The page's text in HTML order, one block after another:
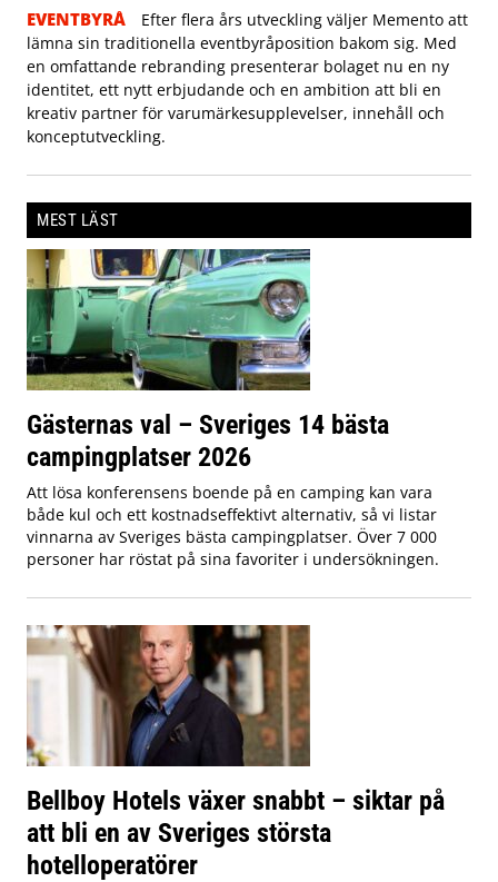
EVENTBYRÅ
Efter flera års utveckling väljer Memento att
lämna sin traditionella eventbyråposition bakom sig. Med
en omfattande rebranding presenterar bolaget nu en ny
identitet, ett nytt erbjudande och en ambition att bli en
kreativ partner för varumärkesupplevelser, innehåll och
konceptutveckling.
MEST LÄST
Gästernas val – Sveriges 14 bästa
campingplatser 2026
Att lösa konferensens boende på en camping kan vara
både kul och ett kostnadseffektivt alternativ, så vi listar
vinnarna av Sveriges bästa campingplatser. Över 7 000
personer har röstat på sina favoriter i undersökningen.
Bellboy Hotels växer snabbt – siktar på
att bli en av Sveriges största
hotelloperatörer